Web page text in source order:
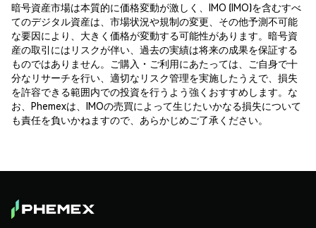
暗号資産市場は本質的に価格変動が激しく、IMO (IMO)を含むすべ
てのデジタル資産は、市場状況や規制の変更、その他予測不可能
な要因により、大きく価格が変動する可能性があります。暗号資
産の取引にはリスクが伴い、過去の実績は将来の成果を保証する
ものではありません。ご購入・ご利用にあたっては、ご自身で十
分なリサーチを行い、適切なリスク管理を実施したうえで、損失
を許容できる範囲内での投資を行うよう強くおすすめします。な
お、Phemexは、IMOの売買によって生じたいかなる損失について
も責任を負いかねますので、あらかじめご了承ください。